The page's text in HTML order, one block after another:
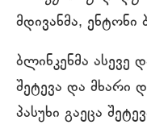
მდივანმა, ენტონი
ბლინკენმა ასევე
შეტევა და მხარი
პასუხი გაეცა